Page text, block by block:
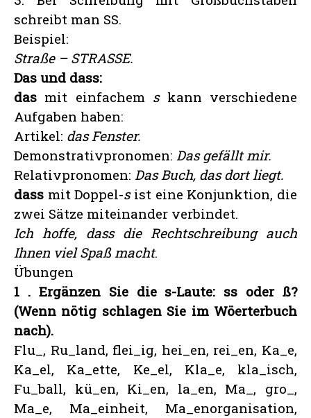
schreibt man SS.
Beispiel:
Straße – STRASSE.
Das und dass:
das mit einfachem s kann verschiedene
Aufgaben haben:
Artikel: das Fenster.
Demonstrativpronomen: Das gefällt mir.
Relativpronomen: Das Buch, das dort liegt.
dass mit Doppel-s ist eine Konjunktion, die
zwei Sätze miteinander verbindet.
Ich hoffe, dass die Rechtschreibung auch
Ihnen viel Spaß macht.
Übungen
1 . Ergänzen Sie die s-Laute: ss oder ß?
(Wenn nötig schlagen Sie im Wöerterbuch
nach).
Flu_, Ru_land, flei_ig, hei_en, rei_en, Ka_e,
Ka_el, Ka_ette, Ke_el, Kla_e, kla_isch,
Fu_ball, kü_en, Ki_en, la_en, Ma_, gro_,
Ma_e, Ma_einheit, Ma_enorganisation,